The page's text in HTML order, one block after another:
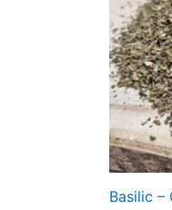
Basilic –